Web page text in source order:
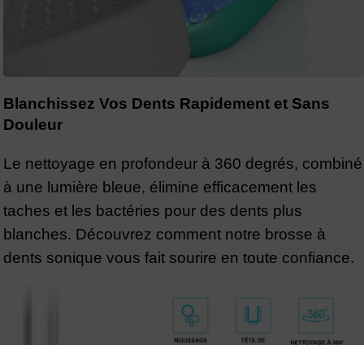
Blanchissez Vos Dents Rapidement et Sans
Douleur
Le nettoyage en profondeur à 360 degrés, combiné
à une lumière bleue, élimine efficacement les
taches et les bactéries pour des dents plus
blanches. Découvrez comment notre brosse à
dents sonique vous fait sourire en toute confiance.